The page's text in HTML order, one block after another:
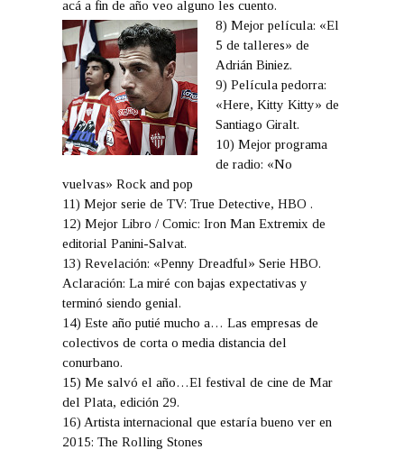
acá a fin de año veo alguno les cuento.
8) Mejor película: «El
5 de talleres» de
Adrián Biniez.
9) Película pedorra:
«Here, Kitty Kitty» de
Santiago Giralt.
10) Mejor programa
de radio: «No
vuelvas» Rock and pop
11) Mejor serie de TV: True Detective, HBO .
12) Mejor Libro / Comic: Iron Man Extremix de
editorial Panini-Salvat.
13) Revelación: «Penny Dreadful» Serie HBO.
Aclaración: La miré con bajas expectativas y
terminó siendo genial.
14) Este año putié mucho a… Las empresas de
colectivos de corta o media distancia del
conurbano.
15) Me salvó el año…El festival de cine de Mar
del Plata, edición 29.
16) Artista internacional que estaría bueno ver en
2015: The Rolling Stones